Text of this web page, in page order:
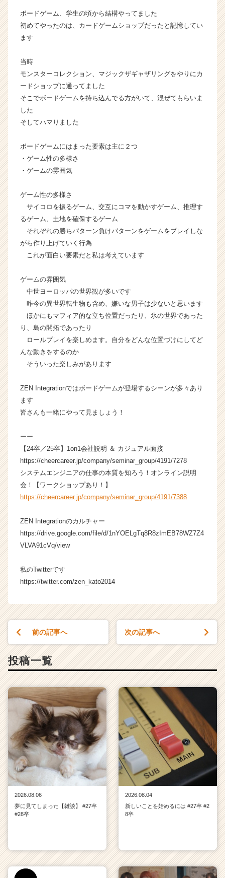
ム
ラ
チ
ャ
企
ウ
ト
が
届
就
イ
ト
チ
ア
ャ
ア
h
r
e
e
r）
ボードゲーム、学生の頃から結構やってました
初めてやったのは、カードゲームショップだったと記憶してい
ます
当時
モンスターコレクション、マジックザギャザリングをやりにカ
ードショップに通ってました
そこでボードゲームを持ち込んでる方がいて、混ぜてもらいま
した
そしてハマりました
ボードゲームにはまった要素は主に２つ
・ゲーム性の多様さ
・ゲームの雰囲気
ゲーム性の多様さ
サイコロを振るゲーム、交互にコマを動かすゲーム、推理す
るゲーム、土地を確保するゲーム
それぞれの勝ちパターン負けパターンをゲームをプレイしな
がら作り上げていく行為
これが面白い要素だと私は考えています
ゲームの雰囲気
中世ヨーロッパの世界観が多いです
昨今の異世界転生物も含め、嫌いな男子は少ないと思います
ほかにもマフィア的な立ち位置だったり、氷の世界であった
り、島の開拓であったり
ロールプレイを楽しめます。自分をどんな位置づけにしてど
んな動きをするのか
そういった楽しみがあります
ZEN Integrationではボードゲームが登場するシーンが多々あり
ます
皆さんも一緒にやって見ましょう！
ーー
【24卒／25卒】1on1会社説明 ＆ カジュアル面接
https://cheercareer.jp/company/seminar_group/4191/7278
システムエンジニアの仕事の本質を知ろう！オンライン説明
会！【ワークショップあり！】
https://cheercareer.jp/company/seminar_group/4191/7388
ZEN Integrationのカルチャー
https://drive.google.com/file/d/1nYOELgTq8R8zImEB78WZ7Z4
VLVA91cVq/view
私のTwitterです
https://twitter.com/zen_kato2014
前の記事へ 次の記事へ
投稿一覧
2026.08.06
夢に見てしまった【雑談】 #27卒
#28卒
2026.08.04
新しいことを始めるには #27卒 #2
8卒